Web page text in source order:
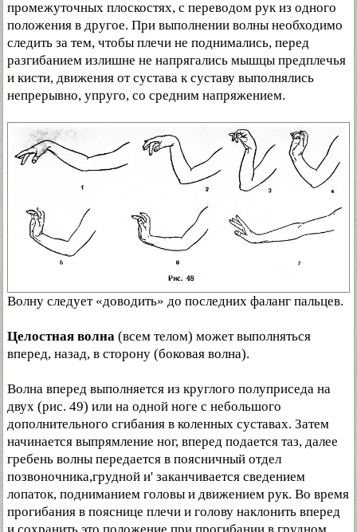
промежуточных плоскостях, с переводом рук из одного
положения в другое. При выполнении волны необходимо
следить за тем, чтобы плечи не поднимались, перед
разгибанием излишне не напрягались мышцы предплечья
и кисти, движения от сустава к суставу выполнялись
непрерывно, упруго, со средним напряжением.
Волну следует «доводить» до последних фаланг пальцев.
Целостная волна (всем телом) может выполняться
вперед, назад, в сторону (боковая волна).
Волна вперед выполняется из круглого полуприседа на
двух (рис. 49) или на одной ноге с небольшого
дополнительного сгибания в коленных суставах. Затем
начинается выпрямление ног, вперед подается таз, далее
гребень волны передается в поясничный отдел
позвоночника,грудной и' заканчивается сведением
лопаток, подниманием головы и движением рук. Во время
прогибания в пояснице плечи и голову наклонить вперед